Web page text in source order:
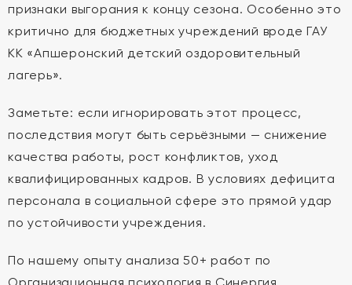
признаки выгорания к концу сезона. Особенно это
критично для бюджетных учреждений вроде ГАУ
КК «Апшеронский детский оздоровительный
лагерь».
Заметьте: если игнорировать этот процесс,
последствия могут быть серьёзными — снижение
качества работы, рост конфликтов, уход
квалифицированных кадров. В условиях дефицита
персонала в социальной сфере это прямой удар
по устойчивости учреждения.
По нашему опыту анализа 50+ работ по